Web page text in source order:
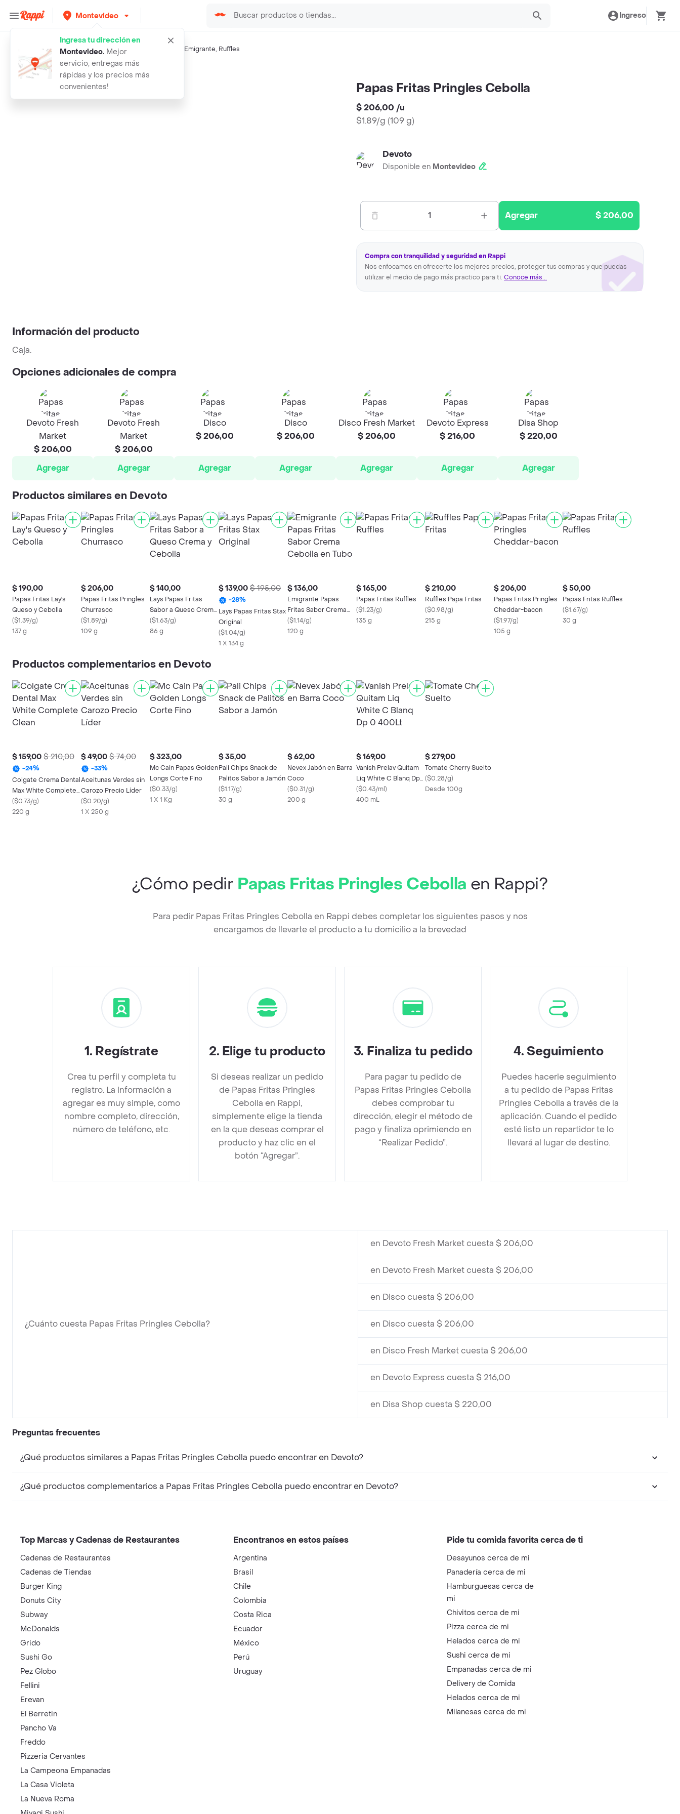
Montevideo
Ingresa tu dirección en
Montevideo. Mejor
servicio, entregas más
rápidas y los precios más
convenientes!
Ingreso
Búsquedas relacionadas:Snacks salados Emigrante, Ruffles
Rappi papas fritas pringles cebolla
Papas Fritas Pringles Cebolla
$ 206,00 /u
$1.89/g (109 g)
Devoto
Disponible en Montevideo
1 Agregar $ 206,00
Compra con tranquilidad y seguridad en Rappi
Nos enfocamos en ofrecerte los mejores precios, proteger tus compras y que puedas
utilizar el medio de pago más practico para ti. Conoce más...
Información del producto
Caja.
Opciones adicionales de compra
Devoto Fresh
Market
$ 206,00
Agregar
Devoto Fresh
Market
$ 206,00
Agregar
Disco
$ 206,00
Agregar
Disco
$ 206,00
Agregar
Disco Fresh Market
$ 206,00
Agregar
Devoto Express
$ 216,00
Agregar
Disa Shop
$ 220,00
Agregar
Productos similares en Devoto
$ 190,00
Papas Fritas Lay's
Queso y Cebolla
($1.39/g)
137 g
$ 206,00
Papas Fritas Pringles
Churrasco
($1.89/g)
109 g
$ 140,00
Lays Papas Fritas
Sabor a Queso Crema
y Cebolla
($1.63/g)
86 g
$ 139,00 $ 195,00
-28%
Lays Papas Fritas Stax
Original
($1.04/g)
1 X 134 g
$ 136,00
Emigrante Papas
Fritas Sabor Crema
Cebolla en Tubo
($1.14/g)
120 g
$ 165,00
Papas Fritas Ruffles
($1.23/g)
135 g
$ 210,00
Ruffles Papa Fritas
($0.98/g)
215 g
$ 206,00
Papas Fritas Pringles
Cheddar-bacon
($1.97/g)
105 g
$ 50,00
Papas Fritas Ruffles
($1.67/g)
30 g
Productos complementarios en Devoto
$ 159,00 $ 210,00
-24%
Colgate Crema Dental
Max White Complete
Clean
($0.73/g)
220 g
$ 49,00 $ 74,00
-33%
Aceitunas Verdes sin
Carozo Precio Líder
($0.20/g)
1 X 250 g
$ 323,00
Mc Cain Papas Golden
Longs Corte Fino
($0.33/g)
1 X 1 Kg
$ 35,00
Pali Chips Snack de
Palitos Sabor a Jamón
($1.17/g)
30 g
$ 62,00
Nevex Jabón en Barra
Coco
($0.31/g)
200 g
$ 169,00
Vanish Prelav Quitam
Liq White C Blanq Dp
0 400Lt
($0.43/ml)
400 mL
$ 279,00
Tomate Cherry Suelto
($0.28/g)
Desde 100g
¿Cómo pedir Papas Fritas Pringles Cebolla en Rappi?
Para pedir Papas Fritas Pringles Cebolla en Rappi debes completar los siguientes pasos y nos
encargamos de llevarte el producto a tu domicilio a la brevedad
1. Regístrate
Crea tu perfil y completa tu
registro. La información a
agregar es muy simple, como
nombre completo, dirección,
número de teléfono, etc.
2. Elige tu producto
Si deseas realizar un pedido
de Papas Fritas Pringles
Cebolla en Rappi,
simplemente elige la tienda
en la que deseas comprar el
producto y haz clic en el
botón “Agregar”.
3. Finaliza tu pedido
Para pagar tu pedido de
Papas Fritas Pringles Cebolla
debes comprobar tu
dirección, elegir el método de
pago y finaliza oprimiendo en
“Realizar Pedido”.
4. Seguimiento
Puedes hacerle seguimiento
a tu pedido de Papas Fritas
Pringles Cebolla a través de la
aplicación. Cuando el pedido
esté listo un repartidor te lo
llevará al lugar de destino.
¿Cuánto cuesta Papas Fritas Pringles Cebolla?
en Devoto Fresh Market cuesta $ 206,00
en Devoto Fresh Market cuesta $ 206,00
en Disco cuesta $ 206,00
en Disco cuesta $ 206,00
en Disco Fresh Market cuesta $ 206,00
en Devoto Express cuesta $ 216,00
en Disa Shop cuesta $ 220,00
Preguntas frecuentes
¿Qué productos similares a Papas Fritas Pringles Cebolla puedo encontrar en Devoto?
¿Qué productos complementarios a Papas Fritas Pringles Cebolla puedo encontrar en Devoto?
Top Marcas y Cadenas de Restaurantes
Cadenas de Restaurantes
Cadenas de Tiendas
Burger King
Donuts City
Subway
McDonalds
Grido
Sushi Go
Pez Globo
Fellini
Erevan
El Berretin
Pancho Va
Freddo
Pizzeria Cervantes
La Campeona Empanadas
La Casa Violeta
La Nueva Roma
Encontranos en estos países
Argentina
Brasil
Chile
Colombia
Costa Rica
Ecuador
México
Perú
Uruguay
Pide tu comida favorita cerca de ti
Desayunos cerca de mi
Panadería cerca de mi
Hamburguesas cerca de
mi
Chivitos cerca de mi
Pizza cerca de mi
Helados cerca de mi
Sushi cerca de mi
Empanadas cerca de mi
Delivery de Comida
Helados cerca de mi
Milanesas cerca de mi